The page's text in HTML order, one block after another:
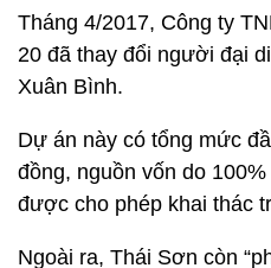
Tháng 4/2017, Công ty
20 đã thay đổi người đại
Xuân Bình.
Dự án này có tổng mức
đồng, nguồn vốn do
được cho phép khai thác
Ngoài ra, Thái Sơn còn